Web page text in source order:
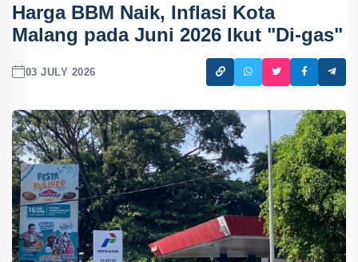
Harga BBM Naik, Inflasi Kota
Malang pada Juni 2026 Ikut "Di-gas"
03 JULY 2026